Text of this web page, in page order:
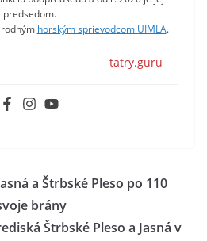
predsedom.
horským sprievodcom UIMLA.
tatry.guru
a Štrbské Pleso po 110
brány
Štrbské Pleso a Jasná v